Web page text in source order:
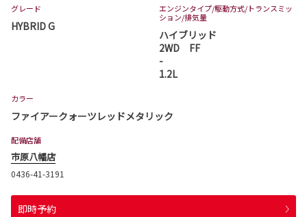
グレード
HYBRID G
エンジンタイプ/駆動方式/トランスミッ
ション/排気量
ハイブリッド
2WD FF
-
1.2L
カラー
ファイアークォーツレッドメタリック
配備店舗
市原八幡店
0436-41-3191
即時予約